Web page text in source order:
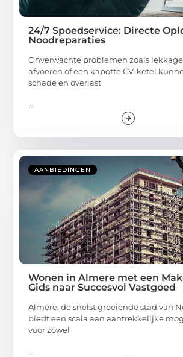
24/7 Spoedservice: Directe
Noodreparaties
Onverwachte problemen zoals
afvoeren of een kapotte CV-ketel
schade en overlast
...
AANBIEDINGEN
Wonen in Almere met een
Gids naar Succesvol Vastgoed
Almere, de snelst groeiende stad van
biedt een scala aan aantrekkelijke
voor zowel
...